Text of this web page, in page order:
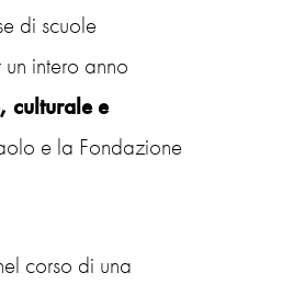
di scuole
intero anno
culturale e
e la Fondazione
corso di una